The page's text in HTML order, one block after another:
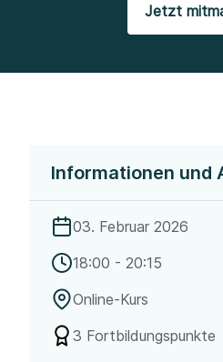
Jetzt
Informationen und
03. Februar 2026
18:00 - 20:15
Online-Kurs
3 Fortbildungspunkte